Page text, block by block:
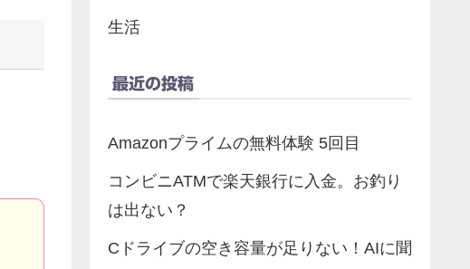
生活
最近の投稿
Amazonプライムの無料体験 5回目
コンビニATMで楽天銀行に入金。お釣り
は出ない？
Cドライブの空き容量が足りない！AIに聞